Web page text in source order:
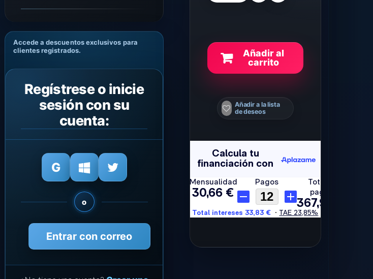
Accede a descuentos exclusivos para
clientes registrados.
Regístrese o inicie
sesión con su
cuenta:
o
Entrar con correo
Añadir al
carrito
Añadir a la lista
de deseos